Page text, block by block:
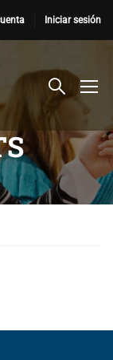
Iniciar sesión